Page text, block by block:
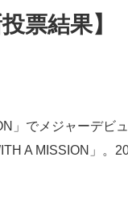
票結果】
」でメジャーデビ
A MISSION」。